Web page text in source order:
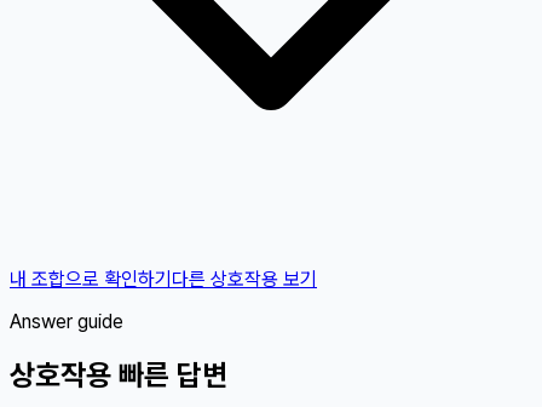
내 조합으로 확인하기다른 상호작용 보기
Answer guide
상호작용 빠른 답변